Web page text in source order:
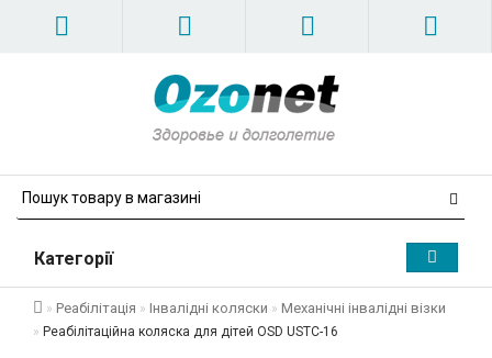
Категорії
Реабілітація Інвалідні коляски Механічні інвалідні візки
Реабілітаційна коляска для дітей OSD USTC-16